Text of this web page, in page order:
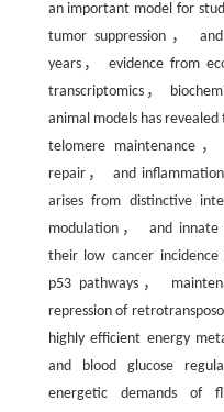
an important model for
tumor suppression，
years， evidence from
transcriptomics，
animal models has
telomere maintenance
repair， and
arises from distinctive
modulation， and innate
their low cancer
p53 pathways，
repression of
highly efficient energy
and blood glucose
energetic demands of